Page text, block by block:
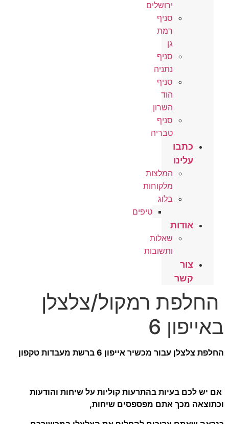
ירושלים
סניף
רמת
גן
סניף
נתניה
סניף
הוד
השרון
סניף
טבריה
כתבו
עלינו
המלצות
מלקוחות
בלוג
טיפים
אודות
שאלות
ותשובות
צור
קשר
החלפת רמקול/צלצלן
באייפון 6
החלפת צלצלן עבור מכשיר אייפון 6 ברשת מעבדות טקפון
אם יש לכם בעיות בהתרעות קוליות על שיחות והודעות
וכתוצאה מכך אתם מפספסים שיחות,